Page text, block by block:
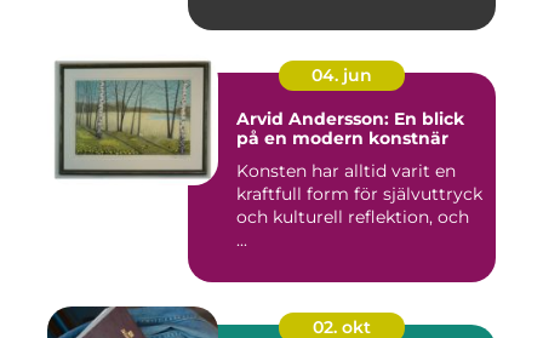
04. jun
Arvid Andersson: En blick
på en modern konstnär
Konsten har alltid varit en
kraftfull form för självuttryck
och kulturell reflektion, och
...
02. okt